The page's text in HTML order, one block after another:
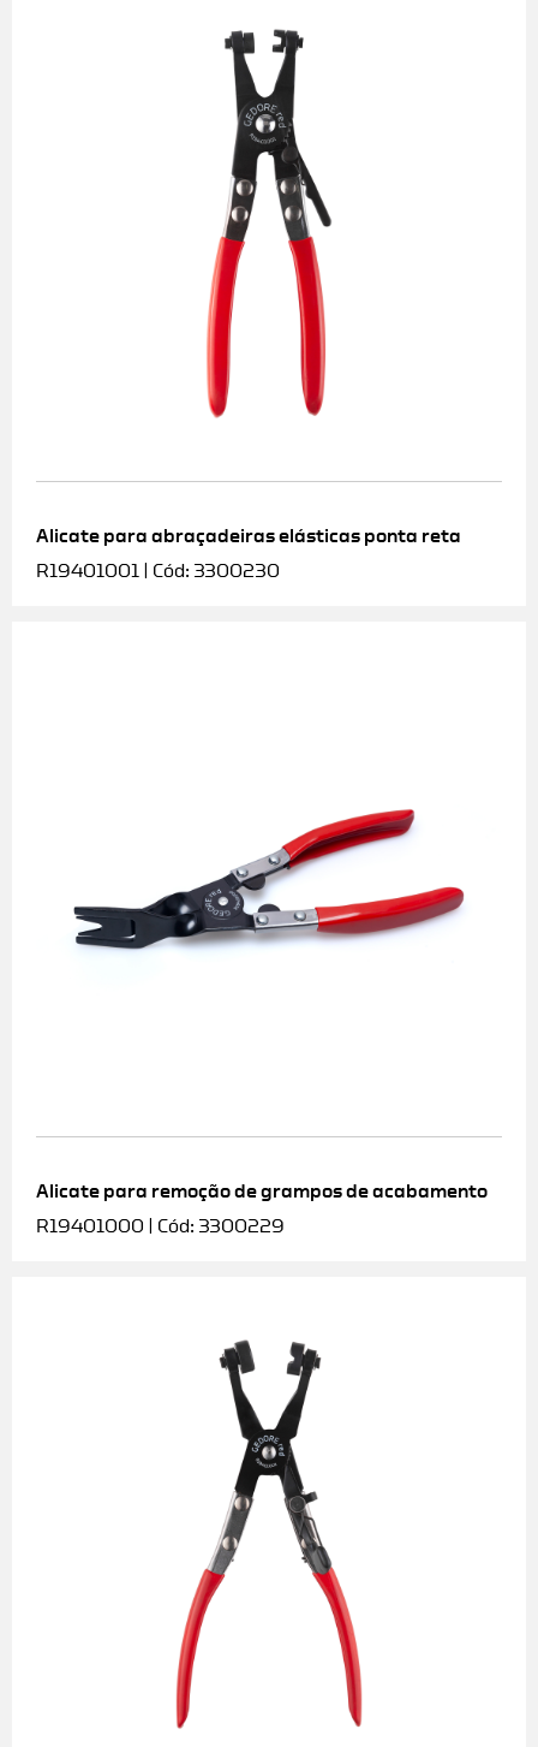
Alicate para abraçadeiras elásticas ponta reta
R19401001 | Cód: 3300230
Alicate para remoção de grampos de acabamento
R19401000 | Cód: 3300229